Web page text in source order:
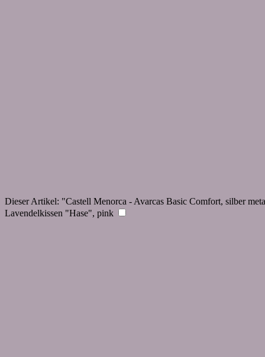
Dieser Artikel: "Castell Menorca - Avarcas Basic Comfort, silber
Lavendelkissen "Hase", pink